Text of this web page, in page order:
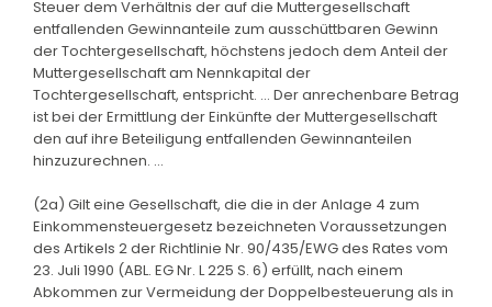
Steuer dem Verhältnis der auf die Muttergesellschaft
entfallenden Gewinnanteile zum ausschüttbaren Gewinn
der Tochtergesellschaft, höchstens jedoch dem Anteil der
Muttergesellschaft am Nennkapital der
Tochtergesellschaft, entspricht. ... Der anrechenbare Betrag
ist bei der Ermittlung der Einkünfte der Muttergesellschaft
den auf ihre Beteiligung entfallenden Gewinnanteilen
hinzuzurechnen. ...
(2a) Gilt eine Gesellschaft, die die in der Anlage 4 zum
Einkommensteuergesetz bezeichneten Voraussetzungen
des Artikels 2 der Richtlinie Nr. 90/435/EWG des Rates vom
23. Juli 1990 (ABL. EG Nr. L 225 S. 6) erfüllt, nach einem
Abkommen zur Vermeidung der Doppelbesteuerung als in